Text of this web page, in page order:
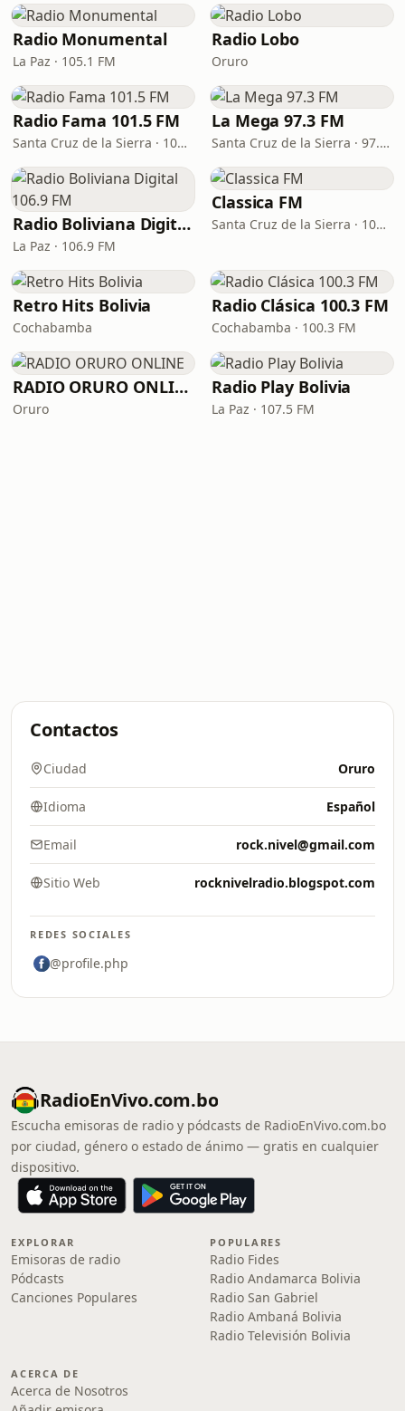
Radio Monumental
La Paz · 105.1 FM
Radio Lobo
Oruro
Radio Fama 101.5 FM
Santa Cruz de la Sierra · 101.5 FM
La Mega 97.3 FM
Santa Cruz de la Sierra · 97.3 FM
Radio Boliviana Digital 106.9 FM
La Paz · 106.9 FM
Classica FM
Santa Cruz de la Sierra · 106.9 FM
Retro Hits Bolivia
Cochabamba
Radio Clásica 100.3 FM
Cochabamba · 100.3 FM
RADIO ORURO ONLINE
Oruro
Radio Play Bolivia
La Paz · 107.5 FM
Contactos
Ciudad Oruro
Idioma Español
Email rock.nivel@gmail.com
Sitio Web rocknivelradio.blogspot.com
REDES SOCIALES
@profile.php
RadioEnVivo.com.bo
Escucha emisoras de radio y pódcasts de RadioEnVivo.com.bo
por ciudad, género o estado de ánimo — gratis en cualquier
dispositivo.
EXPLORAR
Emisoras de radio
Pódcasts
Canciones Populares
POPULARES
Radio Fides
Radio Andamarca Bolivia
Radio San Gabriel
Radio Ambaná Bolivia
Radio Televisión Bolivia
ACERCA DE
Acerca de Nosotros